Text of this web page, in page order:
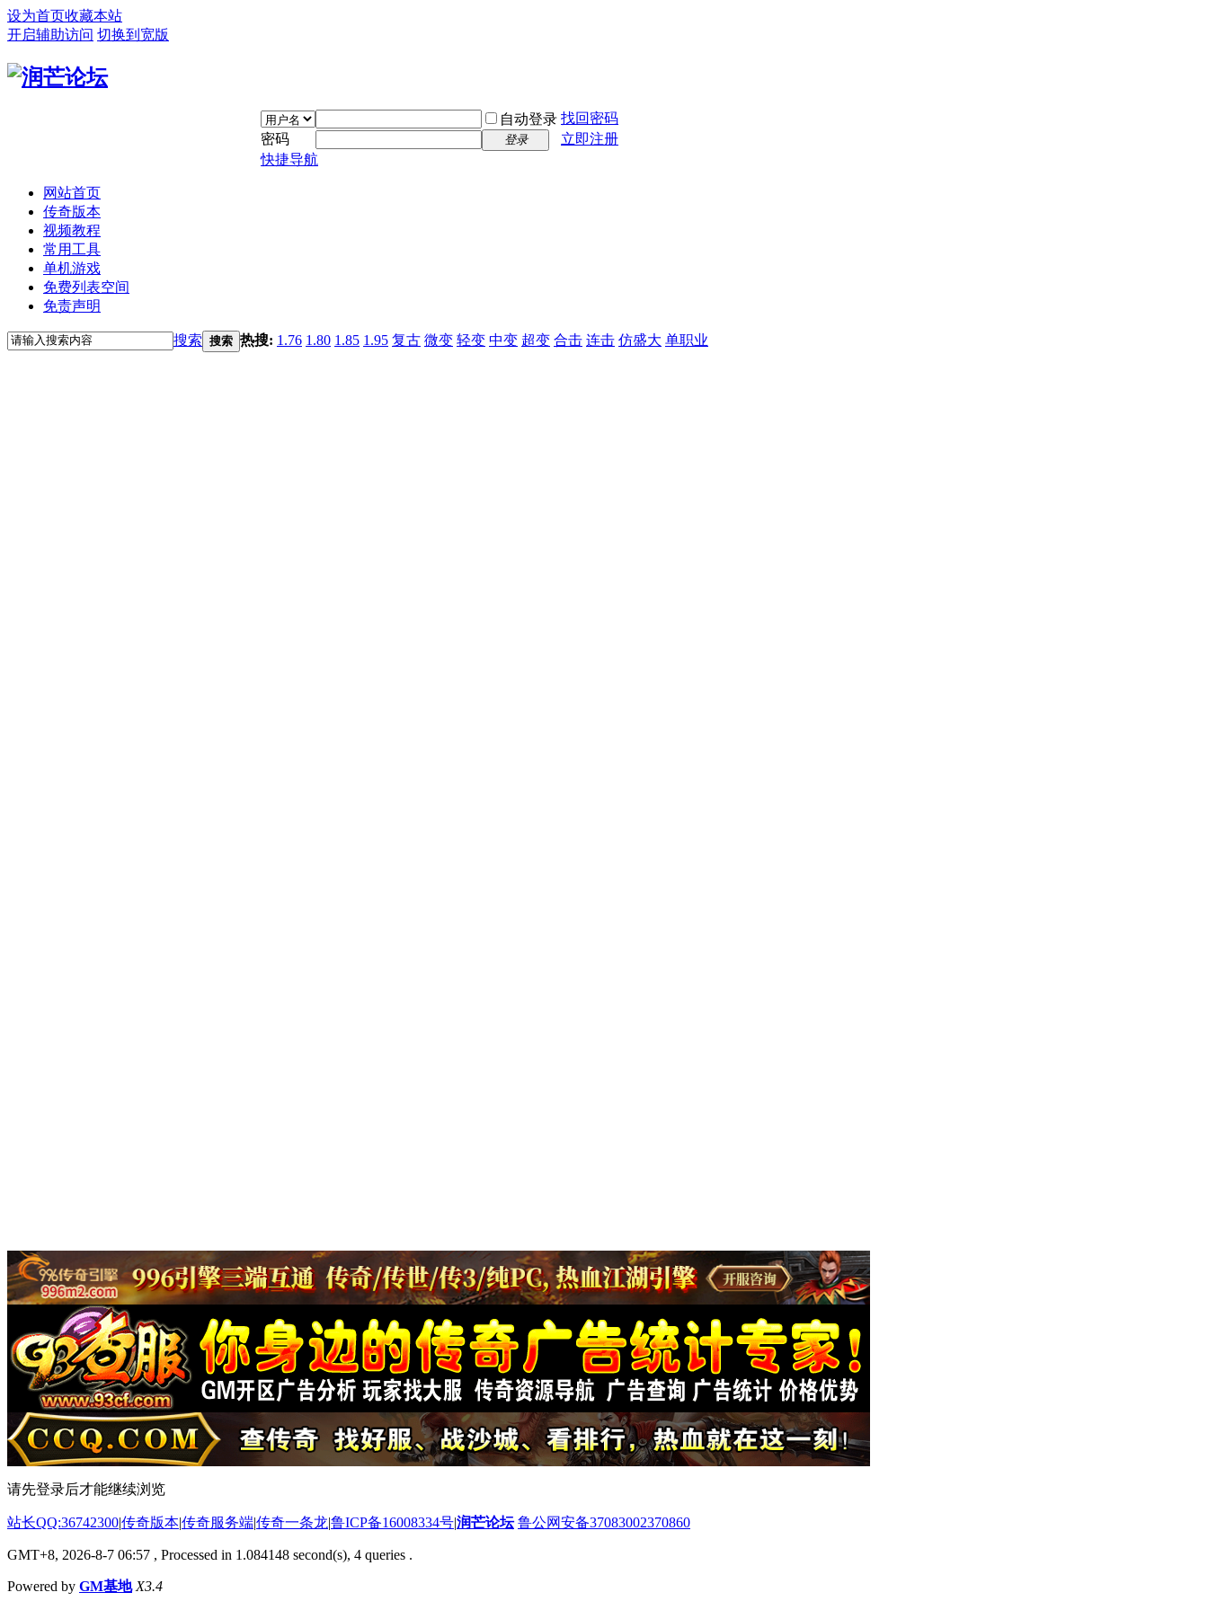
设为首页收藏本站
开启辅助访问 切换到宽版
自动登录 找回密码
密码
登录
立即注册
快捷导航
网站首页
传奇版本
视频教程
常用工具
单机游戏
免费列表空间
免责声明
搜索 搜索 热搜: 1.76 1.80 1.85 1.95 复古 微变 轻变 中变 超变 合击 连击 仿盛大 单职业
请先登录后才能继续浏览
站长QQ:36742300|传奇版本|传奇服务端|传奇一条龙|鲁ICP备16008334号|润芒论坛 鲁公网安备37083002370860
GMT+8, 2026-8-7 06:57 , Processed in 1.084148 second(s), 4 queries .
Powered by GM基地 X3.4